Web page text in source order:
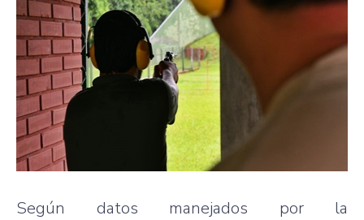
Según datos manejados por la